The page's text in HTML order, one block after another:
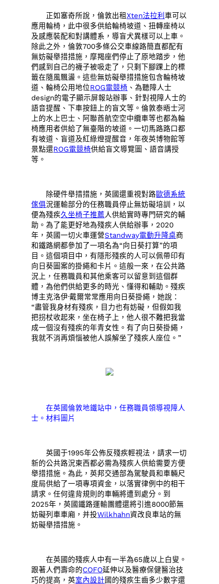
正如塞奇所說，倫敦出租Xten法拉利車可以
應用輪椅，此中很多供給輪椅坡道、扭轉座椅以
及感應裝配和對講體系，導盲犬異樣可以上車。
除此之外，倫敦700多條公交車線路簡直都配有
無妨礙舉措措施，摩羯座們停止了原地踏步，他
們感到自己的襪子被吸走了，只剩下腳踝上的標
籤在隨風飄盪。這些無妨礙舉措措施包含輪椅坡
道、輪椅公用地位ROG電競椅 、為聽障人士
design的電子顯示屏報站辦事、針對視障人士的
語音提醒、下車按鈕上的盲文等。倫敦泰晤士河
上的水上巴士、阿聯酋航空空中纜車等也都為輪
椅應用者供給了無臺階的坡道。一切馬路路口都
有坡道、盲道及紅綠燈提醒音，年夜英博物館等
景點還ROG電競椅供給盲文導覽圖、語音講授
等。
除硬件舉措措施，英國還重視對路歐德系統
傢俱況運輸部分的任務職員停止無妨礙培訓，以
便為殘疾久坐椅子推薦人供給實時專門研究的輔
助。為了能更好地為殘疾人供給辦事，2020
年，英國一切火車運營Standway電動升降桌商
和鐵路網都參加了一項名為“向日葵打算”的項
目。這個項目中，有隱形殘疾的人可以佩帶印有
向日葵圖案的掛繩和卡片。這般一來，在公共路
況上，任務職員和其他乘客可以留意到這個群
體，為他們供給更多的時光、懂得和輔助。殘疾
博主克洛伊·戴爾常常應用向日葵掛繩，她說：
“盡管我身材有殘疾，目力也有妨礙，但假如我
把拐杖收起來，坐在椅子上，他人很不難把我當
成一個沒有殘疾的年青女性。有了向日葵掛繩，
我就不消再煩惱被他人誤解坐了殘疾人座位。”
在英國倫敦地鐵站中，任務職員領導視障人
士。材料圖片
英國于1995年公佈反殘疾輕視法，請求一切
新的公共路況東西都必需為殘疾人供給需要方便
舉措措施。為此，英邦交通部為駕駛員和車輛尺
度局供給了一項專項資金，以落實律例中的相干
請求。任何違背規則的車輛將遭到處分。到
2025年，英國鐵路運輸團體還將引進8000節無
妨礙列車車廂，并投Wilkhahn資改良車站的無
妨礙舉措措施。
在英國的殘疾人中有一半為65歲以上白叟。
跟著人們壽命的COFO延伸以及醫療保健醫治技
巧的提高，英室內設計 國的殘疾生齒多少數字還